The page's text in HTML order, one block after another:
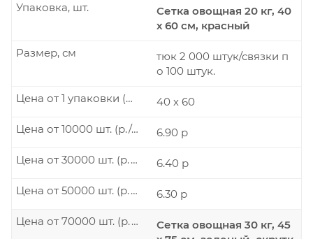
Сетка овощная 20 кг, 40
х 60 см, красный
Упаковка, шт.
тюк 2 000 штук/связки п
о 100 штук.
Размер, см
40 х 60
Цена от 1 упаковки (р./шт.)
6.90 р
Цена от 10000 шт. (р./шт.)
6.40 р
Цена от 30000 шт. (р./шт.)
6.30 р
Цена от 50000 шт. (р./шт.)
Сетка овощная 30 кг, 45
Цена от 70000 шт. (р./шт.)